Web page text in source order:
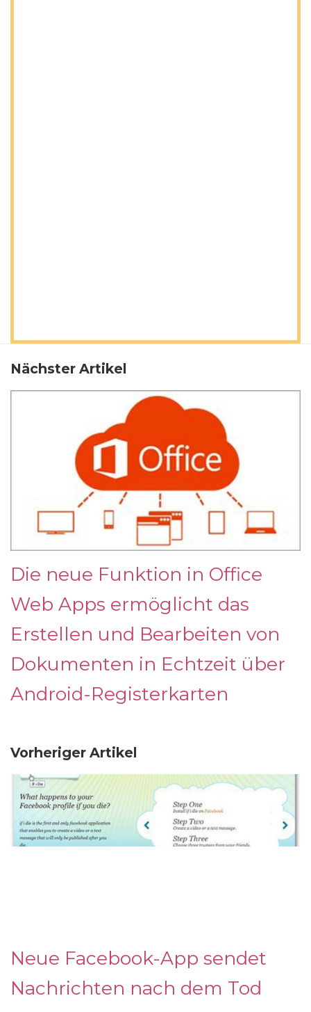
Nächster Artikel
Die neue Funktion in Office
Web Apps ermöglicht das
Erstellen und Bearbeiten von
Dokumenten in Echtzeit über
Android-Registerkarten
Vorheriger Artikel
Neue Facebook-App sendet
Nachrichten nach dem Tod